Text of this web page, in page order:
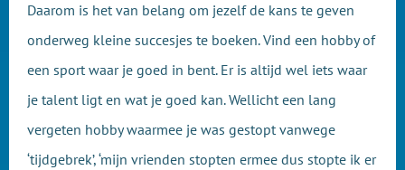
Daarom is het van belang om jezelf de kans te geven
onderweg kleine succesjes te boeken. Vind een hobby of
een sport waar je goed in bent. Er is altijd wel iets waar
je talent ligt en wat je goed kan. Wellicht een lang
vergeten hobby waarmee je was gestopt vanwege
‘tijdgebrek’, ‘mijn vrienden stopten ermee dus stopte ik er